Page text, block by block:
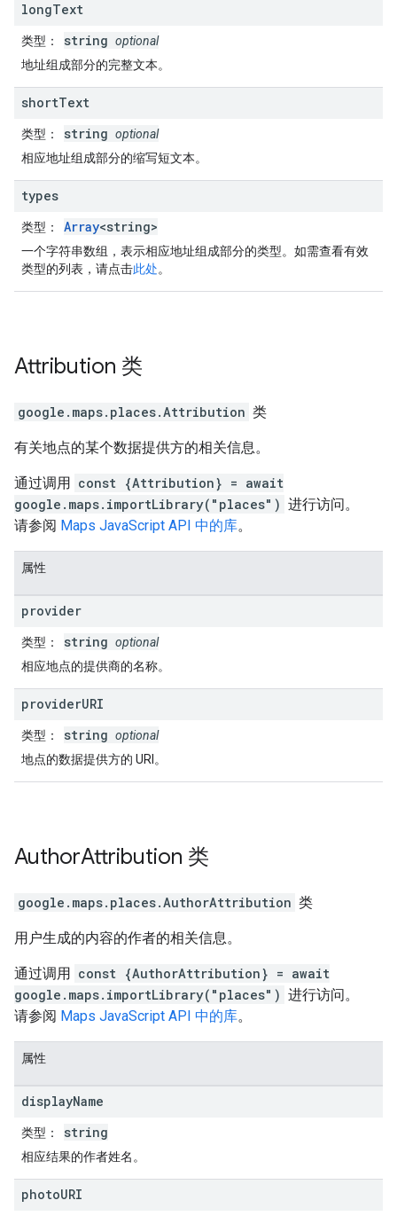
longText
类型 ： string optional
地址组成部分的完整文本。
shortText
类型 ： string optional
相应地址组成部分的缩写短文本。
types
类型 ： Array<string>
一个字符串数组，表示相应地址组成部分的类型。如需查看有效
类型的列表，请点击此处。
Attribution 类
google.maps.places.Attribution 类
有关地点的某个数据提供方的相关信息。
通过调用 const {Attribution} = await
google.maps.importLibrary("places") 进行访问。
请参阅 Maps JavaScript API 中的库。
属性
provider
类型 ： string optional
相应地点的提供商的名称。
providerURI
类型 ： string optional
地点的数据提供方的 URI。
AuthorAttribution 类
google.maps.places.AuthorAttribution 类
用户生成的内容的作者的相关信息。
通过调用 const {AuthorAttribution} = await
google.maps.importLibrary("places") 进行访问。
请参阅 Maps JavaScript API 中的库。
属性
displayName
类型 ： string
相应结果的作者姓名。
photoURI